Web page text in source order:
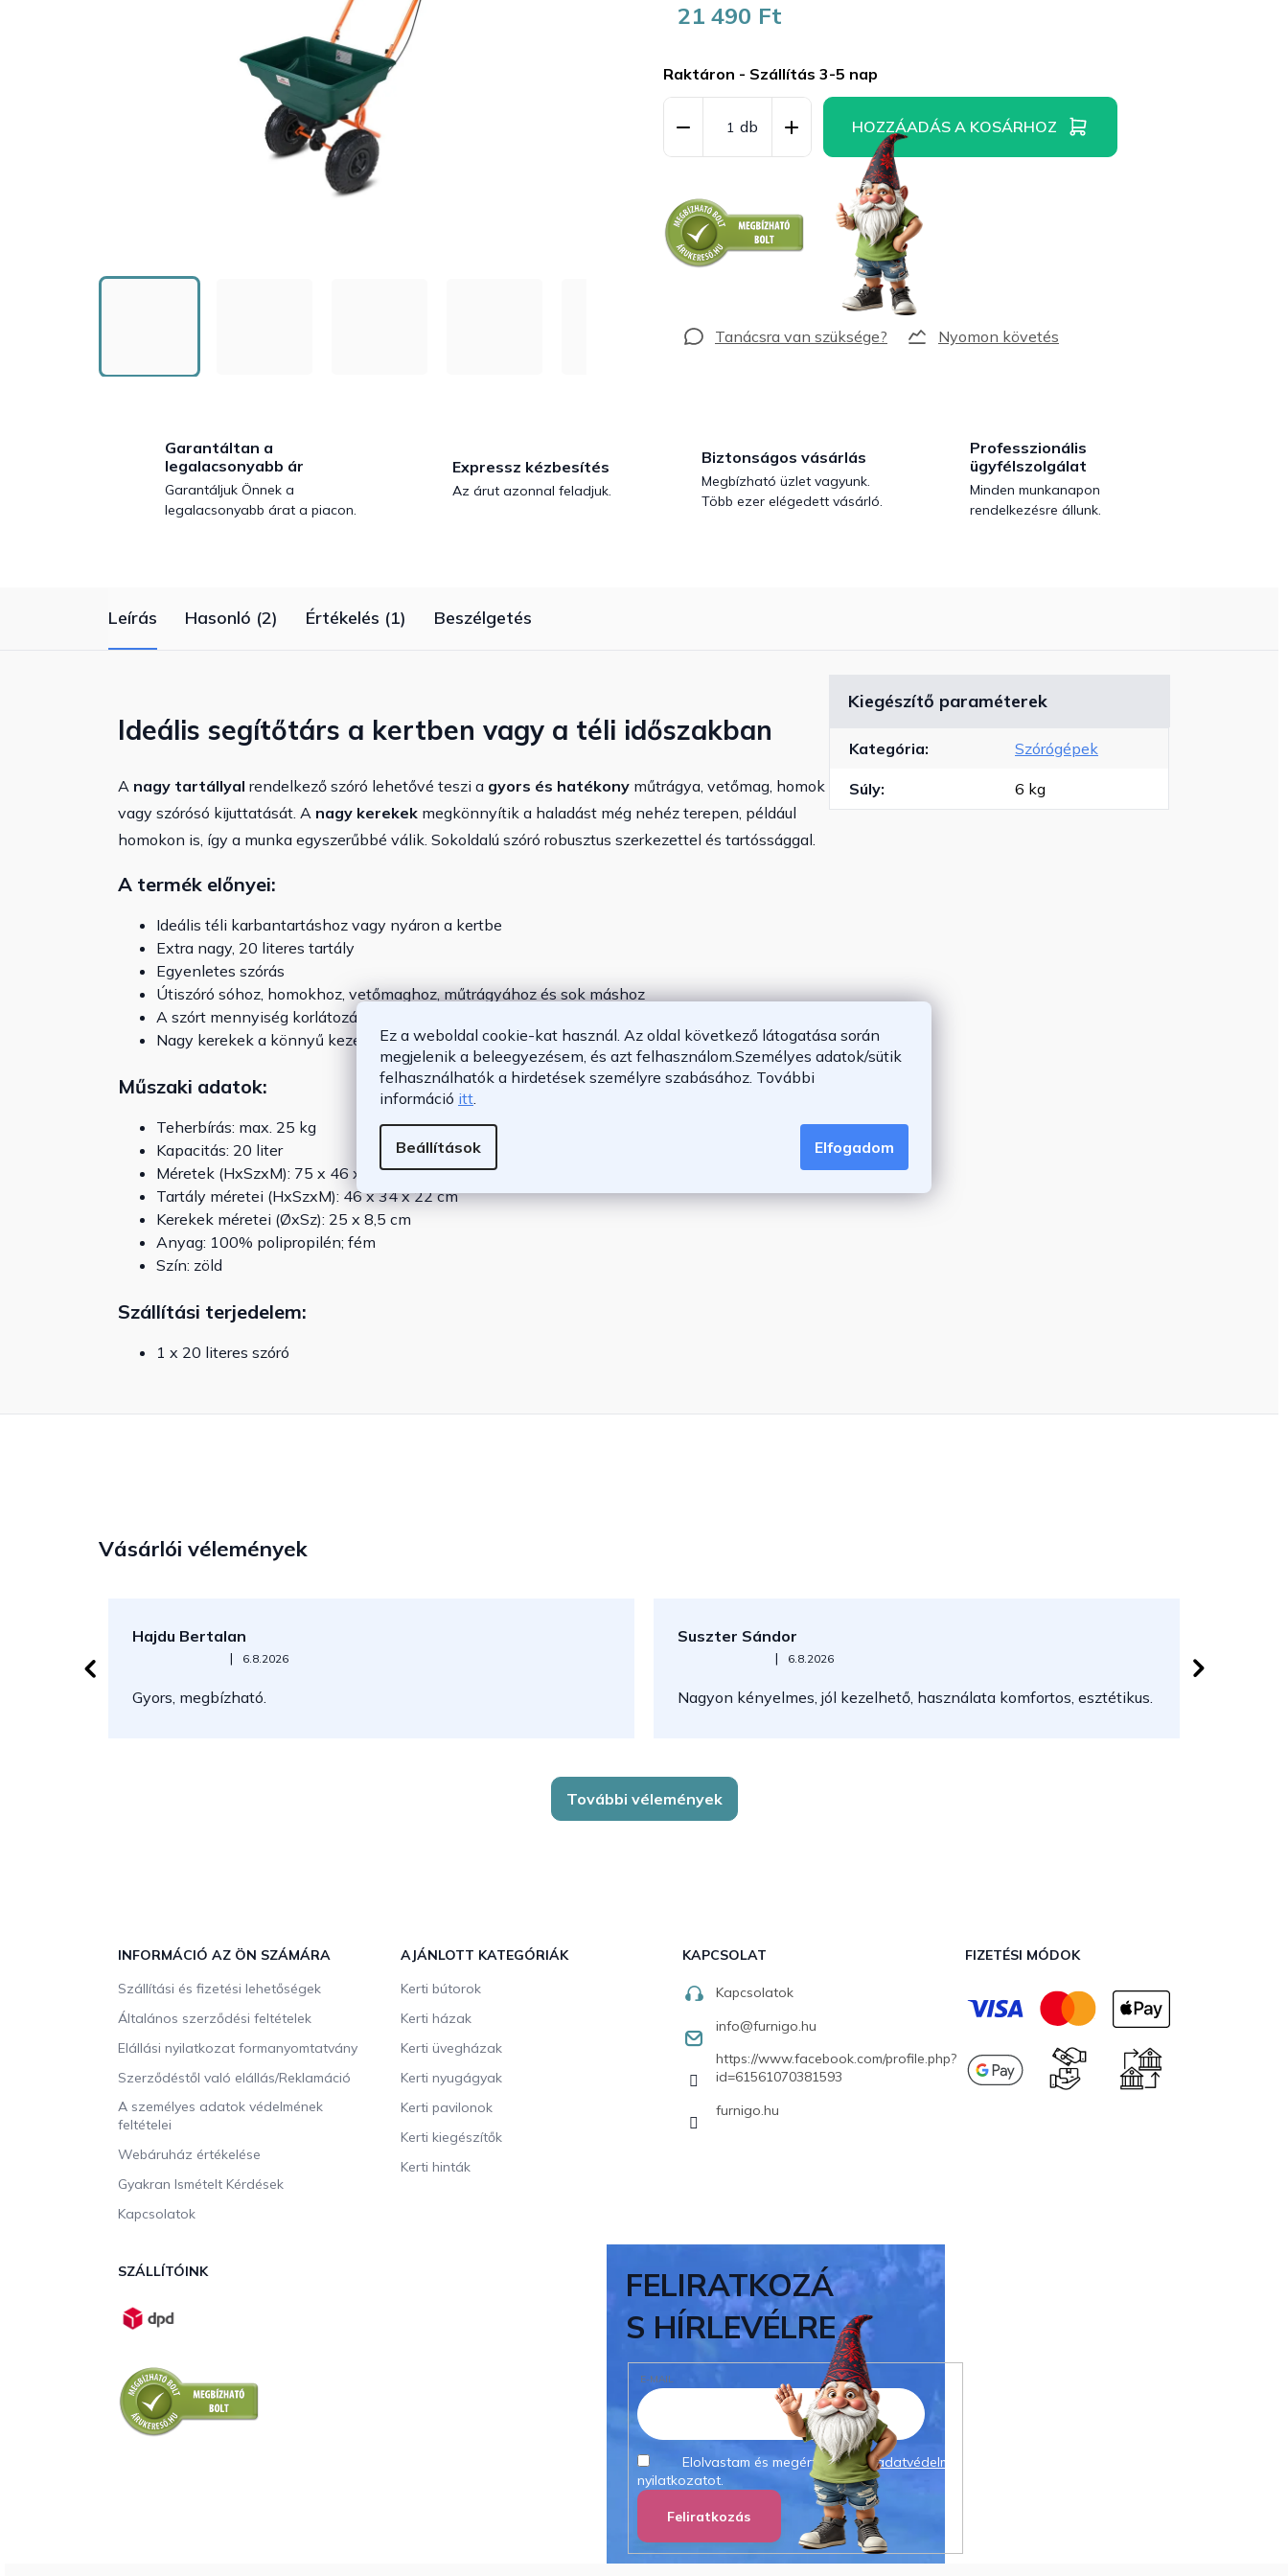
Ez a weboldal cookie-kat használ. Az oldal következő látogatása során
megjelenik a beleegyezésem, és azt felhasználom. Személyes adatok/sütik
felhasználhatók a hirdetések személyre szabásához. További
információ itt
Beállítások Elfogadom
21 490 Ft
Raktáron - Szállítás 3-5 nap
HOZZÁADÁS A KOSÁRHOZ
Nyomon követés
Garantáltan a
legalacsonyabb ár
Garantáljuk Önnek a
legalacsonyabb árat a piacon.
Expressz kézbesítés
Az árut azonnal feladjuk.
Biztonságos vásárlás
Megbízható üzlet vagyunk.
Több ezer elégedett vásárló.
Professzionális
ügyfélszolgálat
Minden munkanapon
rendelkezésre állunk.
Leírás Hasonló (2) Értékelés (1) Beszélgetés
Ideális segítőtárs a kertben vagy a téli időszakban
A nagy tartállyal rendelkező szóró lehetővé teszi a gyors és hatékony műtrágya, vetőmag, homok
vagy szórósó kijuttatását. A nagy kerekek megkönnyítik a haladást még nehéz terepen, például
homokon is, így a munka egyszerűbbé válik. Sokoldalú szóró robusztus szerkezettel és tartóssággal.
A termék előnyei:
Ideális téli karbantartáshoz vagy nyáron a kertbe
Extra nagy, 20 literes tartály
Egyenletes szórás
Útiszóró sóhoz, homokhoz, vetőmaghoz, műtrágyához és sok máshoz
A szórt mennyiség korlátozása a fogantyún lévő vezérlőkarral
Nagy kerekek a könnyű kezelhetőségért
Műszaki adatok:
Teherbírás: max. 25 kg
Kapacitás: 20 liter
Méretek (HxSzxM): 75 x 46 x 105 cm
Tartály méretei (HxSzxM): 46 x 34 x 22 cm
Kerekek méretei (ØxSz): 25 x 8,5 cm
Anyag: 100% polipropilén; fém
Szín: zöld
Szállítási terjedelem:
1 x 20 literes szóró
Kiegészítő paraméterek
Kategória: Szórógépek
Súly: 6 kg
Vásárlói vélemények
Hajdu Bertalan
Az áruház értékelése 5-ből 5 csillag.
| 6.8.2026
Gyors, megbízható.
Suszter Sándor
Az áruház értékelése 5-ből 5 csillag.
| 6.8.2026
Nagyon kényelmes, jól kezelhető, használata komfortos, esztétikus.
További vélemények
INFORMÁCIÓ AZ ÖN SZÁMÁRA
Szállítási és fizetési lehetőségek
Általános szerződési feltételek
Elállási nyilatkozat formanyomtatvány
Szerződéstől való elállás/Reklamáció
A személyes adatok védelmének
feltételei
Webáruház értékelése
Gyakran Ismételt Kérdések
Kapcsolatok
AJÁNLOTT KATEGÓRIÁK
Kerti bútorok
Kerti házak
Kerti üvegházak
Kerti nyugágyak
Kerti pavilonok
Kerti kiegészítők
Kerti hinták
KAPCSOLAT
Kapcsolatok
info@furnigo.hu
https://www.facebook.com/profile.php?
id=61561070381593
furnigo.hu
FIZETÉSI MÓDOK
SZÁLLÍTÓINK
FELIRATKOZÁ
S HÍRLEVÉLRE
E-MAIL
Elolvastam és megértettem azadatvédelmi
nyilatkozatot.
Feliratkozás